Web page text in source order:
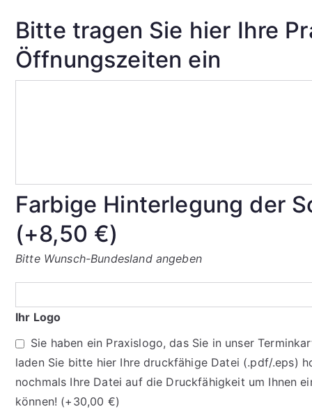
Bitte tragen Sie hier Ihre
Öffnungszeiten ein
Praxisdaten/
Öffnungszeiten
ein
Farbige Hinterlegung der
(+8,50 €)
Bitte Wunsch-Bundesland angeben
Ihr Logo
Sie haben ein Praxislogo, das Sie in unser
laden Sie bitte hier Ihre druckfähige Datei (.pdf/.eps)
nochmals Ihre Datei auf die Druckfähigkeit um Ihnen
können! (+ 30,00 €)